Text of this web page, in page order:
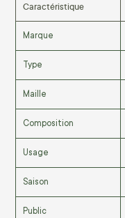
Caractéristique
Marque
Type
Maille
Composition
Usage
Saison
Public